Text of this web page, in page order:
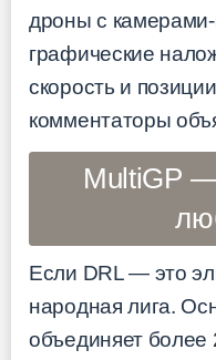
дроны с
графические
скорость и
комментаторы
MultiGP
Если DRL — это
народная лига.
объединяет более